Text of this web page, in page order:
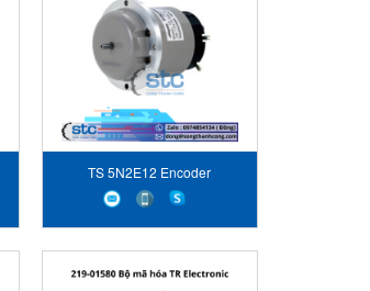
TS 5N2E12 Encoder
Tamagawa